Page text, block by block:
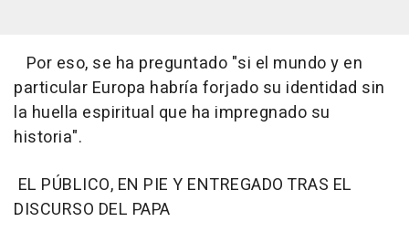
Por eso, se ha preguntado "si el mundo y en
particular Europa habría forjado su identidad sin
la huella espiritual que ha impregnado su
historia".
EL PÚBLICO, EN PIE Y ENTREGADO TRAS EL
DISCURSO DEL PAPA